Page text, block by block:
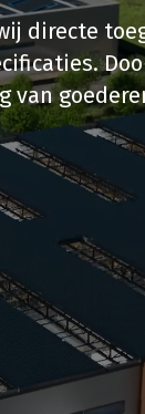
directe